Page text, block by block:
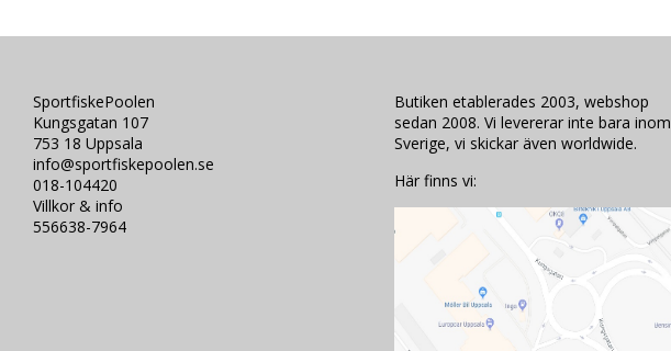
SportfiskePoolen
Kungsgatan 107
753 18 Uppsala
info@sportfiskepoolen.se
018-104420
Villkor & info
556638-7964
Butiken etablerades 2003, webshop
sedan 2008. Vi levererar inte bara inom
Sverige, vi skickar även worldwide.
Här finns vi: